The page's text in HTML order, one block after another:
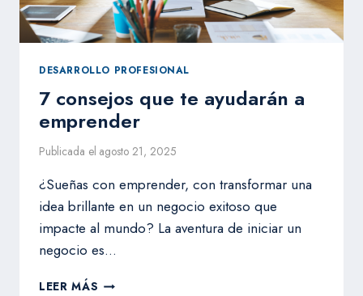
DESARROLLO PROFESIONAL
7 consejos que te ayudarán a
emprender
Publicada el agosto 21, 2025
¿Sueñas con emprender, con transformar una
idea brillante en un negocio exitoso que
impacte al mundo? La aventura de iniciar un
negocio es…
LEER MÁS 7